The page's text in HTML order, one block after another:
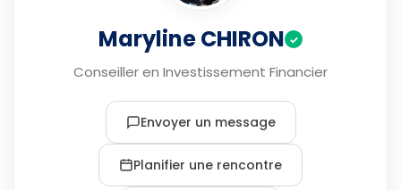
Maryline CHIRON ✓
Conseiller en Investissement Financier
Envoyer un message
Planifier une rencontre